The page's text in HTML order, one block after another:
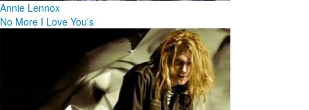
Annie Lennox
No More I Love You's